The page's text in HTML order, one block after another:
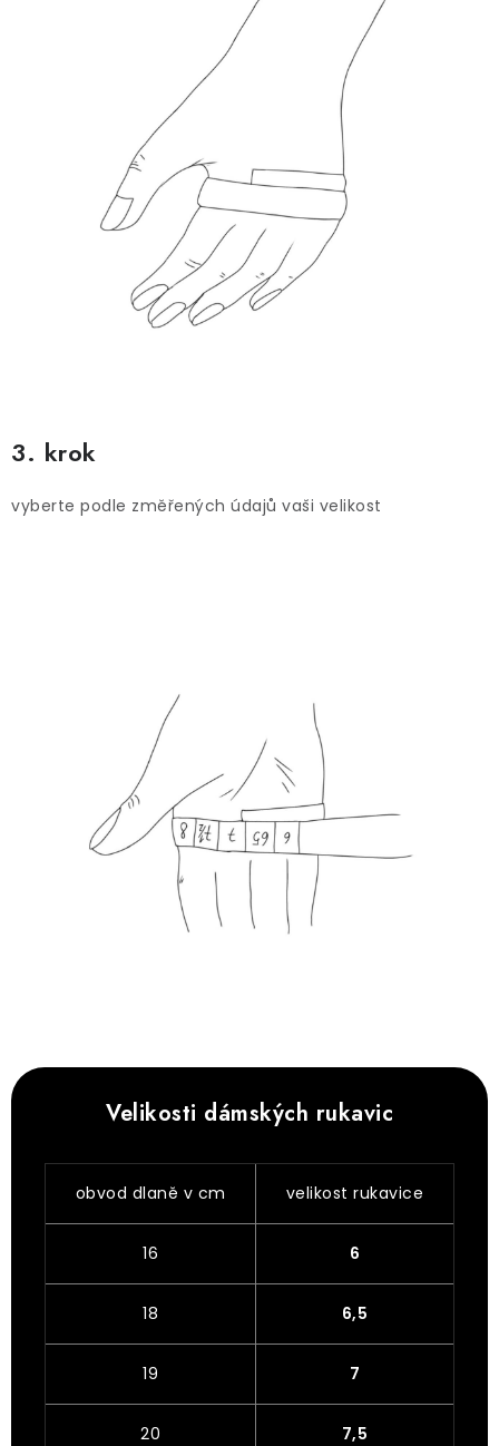
3. krok
vyberte podle změřených údajů vaši velikost
Velikosti dámských rukavic
obvod dlaně v cm velikost rukavice
16 6
18 6,5
19 7
20 7,5